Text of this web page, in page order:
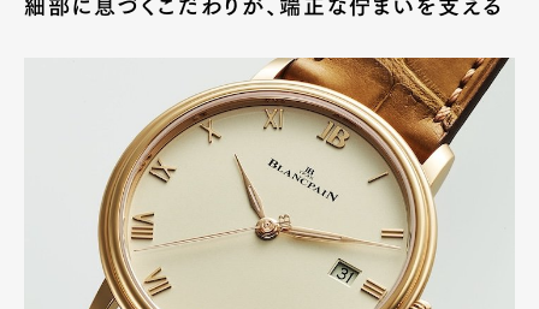
細部に息づくこだわりが、端正な佇まいを支える